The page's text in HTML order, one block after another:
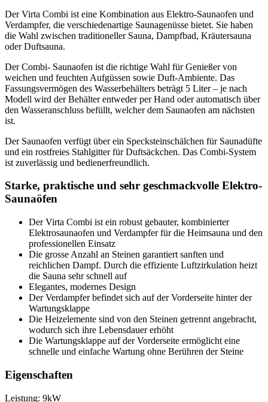
Der Virta Combi ist eine Kombination aus Elektro-Saunaofen und
Verdampfer, die verschiedenartige Saunagenüsse bietet. Sie haben
die Wahl zwischen traditioneller Sauna, Dampfbad, Kräutersauna
oder Duftsauna.
Der Combi- Saunaofen ist die richtige Wahl für Genießer von
weichen und feuchten Aufgüssen sowie Duft-Ambiente. Das
Fassungsvermögen des Wasserbehälters beträgt 5 Liter – je nach
Modell wird der Behälter entweder per Hand oder automatisch über
den Wasseranschluss befüllt, welcher dem Saunaofen am nächsten
ist.
Der Saunaofen verfügt über ein Specksteinschälchen für Saunadüfte
und ein rostfreies Stahlgitter für Duftsäckchen. Das Combi-System
ist zuverlässig und bedienerfreundlich.
Starke, praktische und sehr geschmackvolle Elektro-
Saunaöfen
Der Virta Combi ist ein robust gebauter, kombinierter
Elektrosaunaofen und Verdampfer für die Heimsauna und den
professionellen Einsatz
Die grosse Anzahl an Steinen garantiert sanften und
reichlichen Dampf. Durch die effiziente Luftzirkulation heizt
die Sauna sehr schnell auf
Elegantes, modernes Design
Der Verdampfer befindet sich auf der Vorderseite hinter der
Wartungsklappe
Die Heizelemente sind von den Steinen getrennt angebracht,
wodurch sich ihre Lebensdauer erhöht
Die Wartungsklappe auf der Vorderseite ermöglicht eine
schnelle und einfache Wartung ohne Berühren der Steine
Eigenschaften
Leistung: 9kW